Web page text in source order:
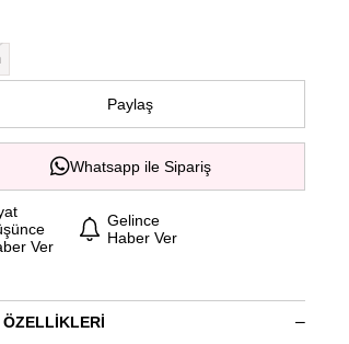
Paylaş
Whatsapp ile Sipariş
Ver
Gelince
Haber Ver
ÖZELLIKLERI